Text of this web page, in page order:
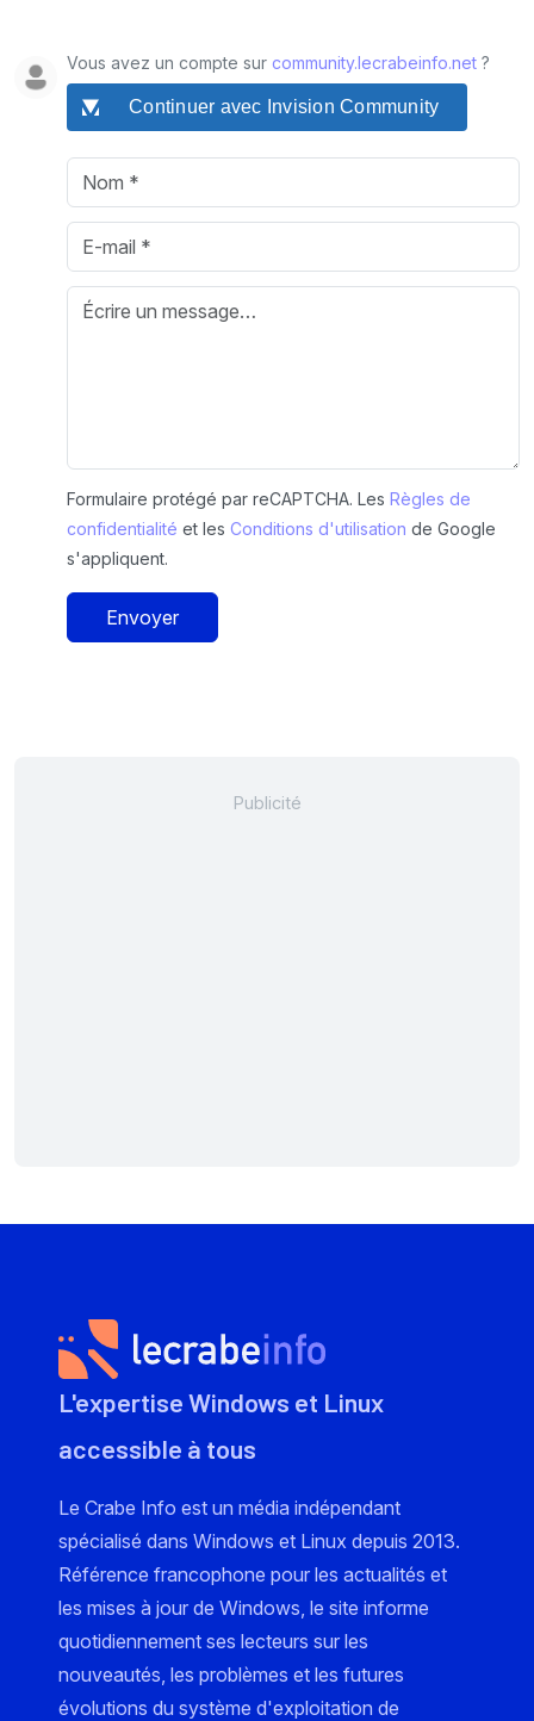
Vous avez un compte sur community.lecrabeinfo.net ?
Continuer avec Invision Community
Formulaire protégé par reCAPTCHA. Les Règles de
confidentialité et les Conditions d'utilisation de Google
s'appliquent.
Envoyer
L'expertise Windows et Linux
accessible à tous
Le Crabe Info est un média indépendant
spécialisé dans Windows et Linux depuis 2013.
Référence francophone pour les actualités et
les mises à jour de Windows, le site informe
quotidiennement ses lecteurs sur les
nouveautés, les problèmes et les futures
évolutions du système d'exploitation de